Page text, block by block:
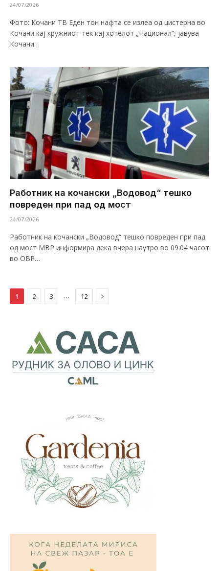
24/07/2026
Фото: Кочани ТВ Еден тон нафта се излеа од цистерна во
Кочани кај кружниот тек кај хотелот „Национал“, јавува
Кочани…
Работник на кочански „Водовод“ тешко
повреден при пад од мост
24/07/2026
Работник на кочански „Водовод“ тешко повреден при пад
од мост МВР информира дека вчера наутро во 09:04 часот
во ОВР…
1 2 3 … 12 Next